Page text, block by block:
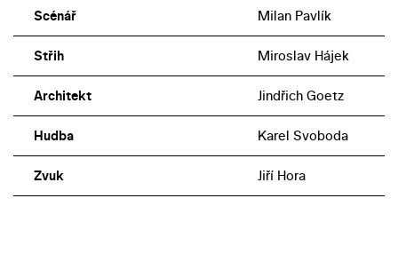
Scénář Milan Pavlík
Střih Miroslav Hájek
Architekt Jindřich Goetz
Hudba Karel Svoboda
Zvuk Jiří Hora